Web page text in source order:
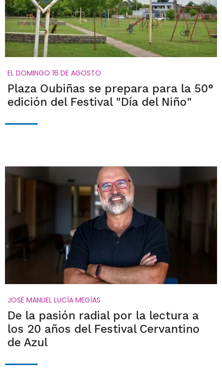
EL DOMINGO 16 DE AGOSTO
Plaza Oubiñas se prepara para la 50°
edición del Festival "Día del Niño"
JOSÉ MANUEL LUCÍA MEGÍAS
De la pasión radial por la lectura a
los 20 años del Festival Cervantino
de Azul